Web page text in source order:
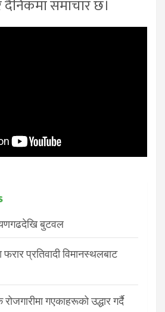
समाचार छ।
बुटवल
प्रतिवादी विमानस्थलबाट
गएकाहरूको उद्धार गर्दै